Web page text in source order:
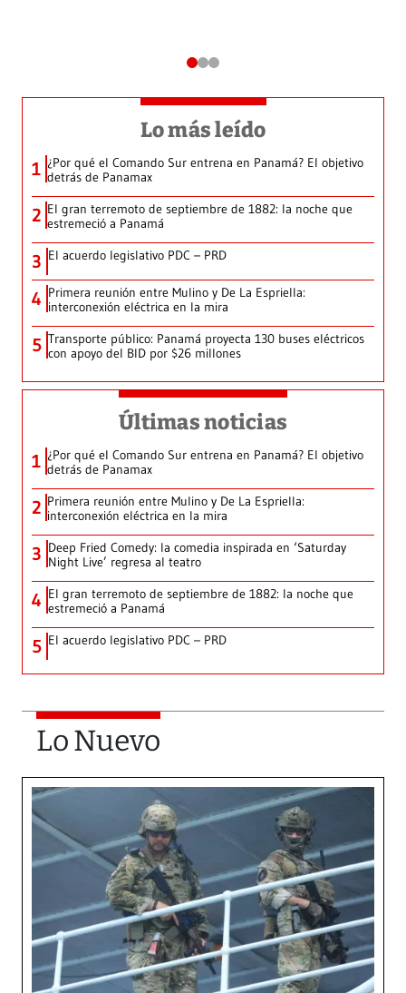
Lo más leído
1 ¿Por qué el Comando Sur entrena en Panamá? El objetivo
detrás de Panamax
2 El gran terremoto de septiembre de 1882: la noche que
estremeció a Panamá
3 El acuerdo legislativo PDC – PRD
4 Primera reunión entre Mulino y De La Espriella:
interconexión eléctrica en la mira
5 Transporte público: Panamá proyecta 130 buses eléctricos
con apoyo del BID por $26 millones
Últimas noticias
1 ¿Por qué el Comando Sur entrena en Panamá? El objetivo
detrás de Panamax
2 Primera reunión entre Mulino y De La Espriella:
interconexión eléctrica en la mira
3 Deep Fried Comedy: la comedia inspirada en ‘Saturday
Night Live’ regresa al teatro
4 El gran terremoto de septiembre de 1882: la noche que
estremeció a Panamá
5 El acuerdo legislativo PDC – PRD
Lo Nuevo